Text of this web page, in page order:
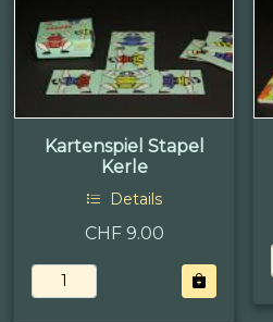
Kartenspiel Stapel
Kerle
Details
CHF 9.00